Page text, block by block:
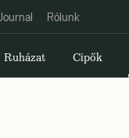
Journal Rólunk
Ruházat Cipők